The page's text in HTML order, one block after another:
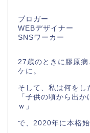
ブロガー
WEBデザイナー
SNSワーカー
27歳のときに膠原
ケに。
そして、私は何をし
「子供の頃から出
ｗ」
で、2020年に本格始